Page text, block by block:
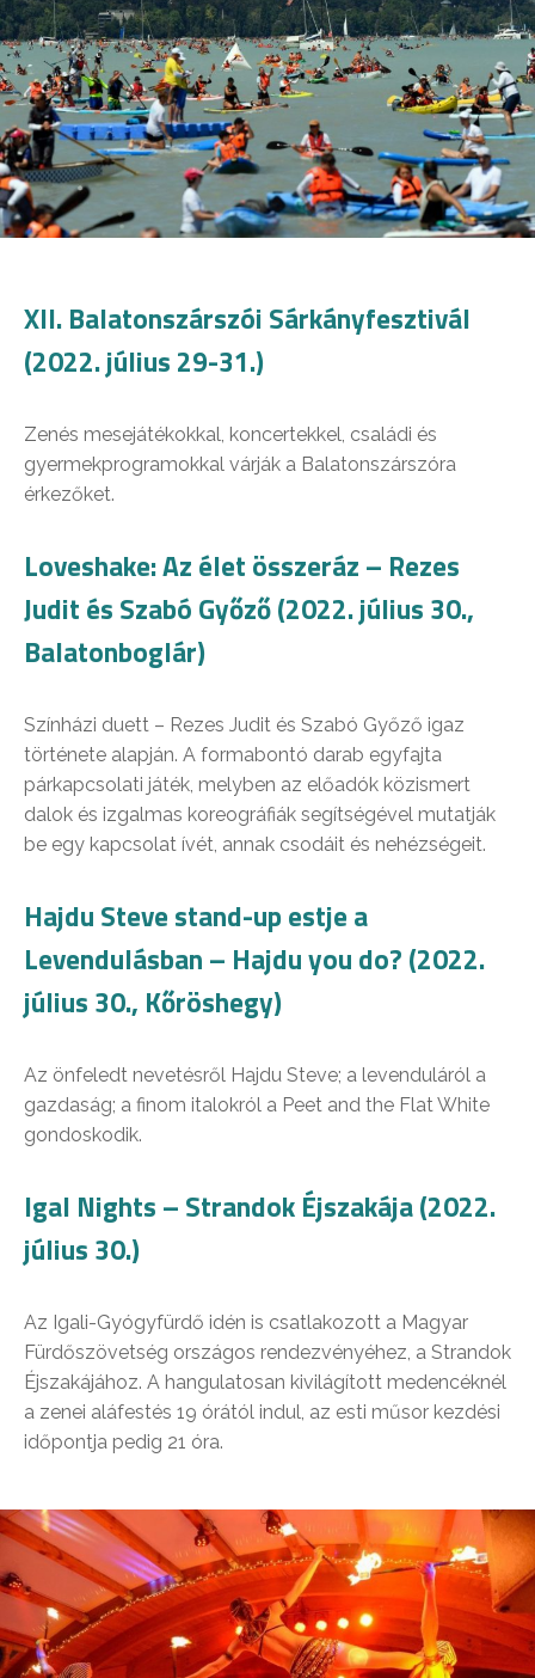
XII. Balatonszárszói Sárkányfesztivál
(2022. július 29-31.)
Zenés mesejátékokkal, koncertekkel, családi és
gyermekprogramokkal várják a Balatonszárszóra
érkezőket.
Loveshake: Az élet összeráz – Rezes
Judit és Szabó Győző (2022. július 30.,
Balatonboglár)
Színházi duett – Rezes Judit és Szabó Győző igaz
története alapján. A formabontó darab egyfajta
párkapcsolati játék, melyben az előadók közismert
dalok és izgalmas koreográfiák segítségével mutatják
be egy kapcsolat ívét, annak csodáit és nehézségeit.
Hajdu Steve stand-up estje a
Levendulásban – Hajdu you do? (2022.
július 30., Kőröshegy)
Az önfeledt nevetésről Hajdu Steve; a levenduláról a
gazdaság; a finom italokról a Peet and the Flat White
gondoskodik.
Igal Nights – Strandok Éjszakája (2022.
július 30.)
Az Igali-Gyógyfürdő idén is csatlakozott a Magyar
Fürdőszövetség országos rendezvényéhez, a Strandok
Éjszakájához. A hangulatosan kivilágított medencéknél
a zenei aláfestés 19 órától indul, az esti műsor kezdési
időpontja pedig 21 óra.